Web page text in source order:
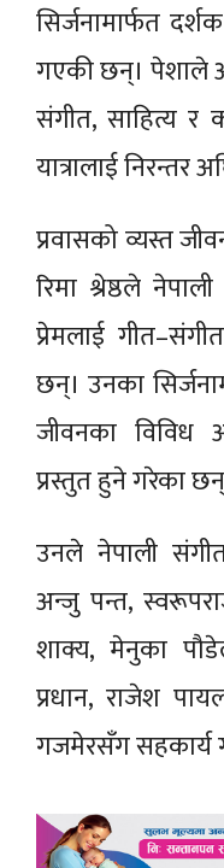
सिर्जनामार्फत
गएकी छन्। पेशाले
संगीत, साहित्य र
यात्रालाई निरन्तर
प्रवासको व्यस्त
रिमा श्रेष्ठले
प्रेमलाई
छन्। उनका
जीवनका विविध
प्रस्तुत हुने गरेका
उनले नेपाली
अन्जु पन्त,
शाक्य, मेनुका
प्रधान, राजेश
गजमेरसँग सहकार्य